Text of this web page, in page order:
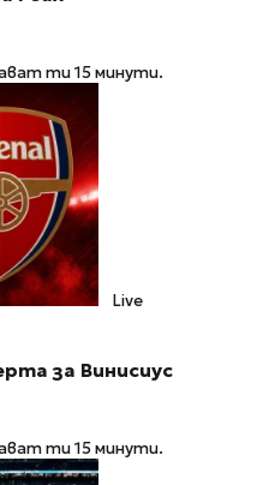
ти 15 минути.
Live
за Винисиус
ти 15 минути.